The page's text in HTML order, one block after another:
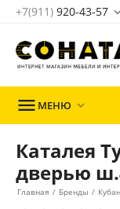
+7(911) 920-43-57 
 МЕНЮ 
Каталея
дверью
Главная / Бренды /